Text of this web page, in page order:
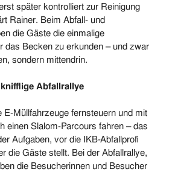
später kontrolliert zur Reinigung
Rainer. Beim Abfall- und
die Gäste die einmalige
das Becken zu erkunden – und zwar
sondern mittendrin.
Abfallrallye
E-Müllfahrzeuge fernsteuern und mit
einen Slalom-Parcours fahren – das
Aufgaben, vor die IKB-Abfallprofi
die Gäste stellt. Bei der Abfallrallye,
die Besucherinnen und Besucher